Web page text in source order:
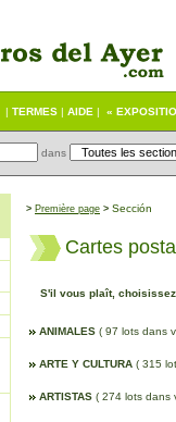
| TERMES | AIDE | «
dans
> Première page > Sección
Cartes
S'il vous plaît,
ANIMALES ( 97 lots dans
ARTE Y CULTURA ( 315
ARTISTAS ( 274 lots dans